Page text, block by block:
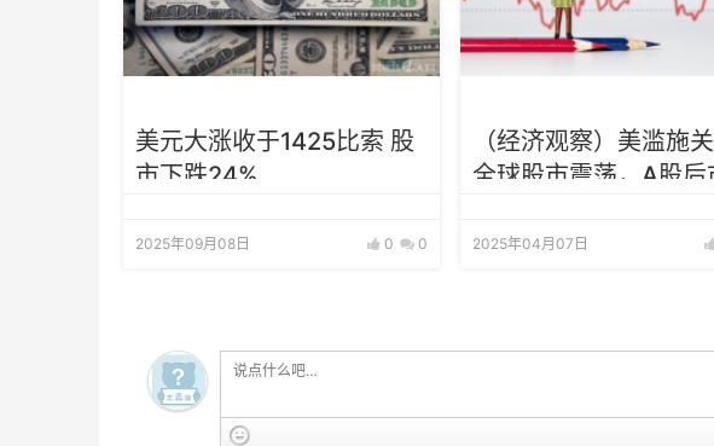
美元大涨收于1425比索 股
市下跌24%
2025年09月08日 0 0
（经济观察）美滥施
全球股市震荡，A股后
2025年04月07日